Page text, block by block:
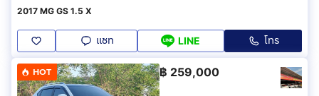
2017 MG GS 1.5 X
แชท LINE โทร
HOT ฿ 259,000